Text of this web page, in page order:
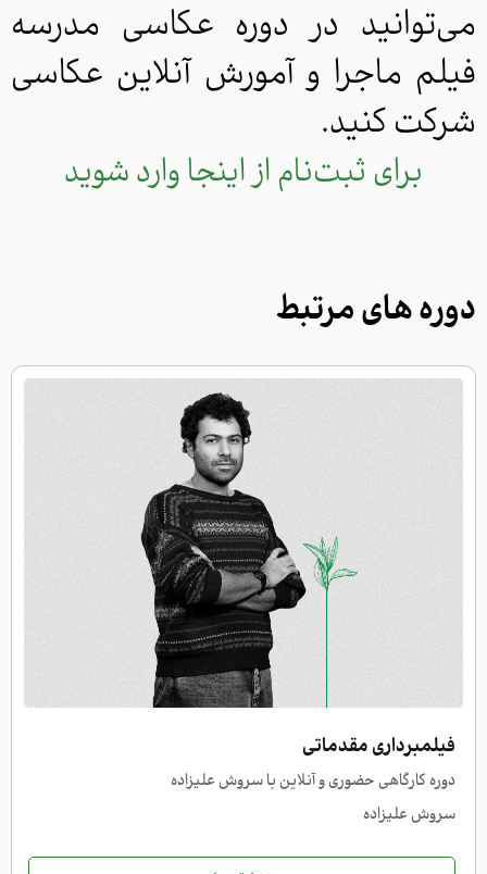
می‌توانید در دوره عکاسی مدرسه
فیلم ماجرا و آمورش آنلاین عکاسی
شرکت کنید.
برای ثبت‌نام از اینجا وارد شوید
دوره های مرتبط
فیلمبرداری مقدماتی
دوره کارگاهی حضوری و آنلاین با سروش علیزاده
سروش علیزاده
رمز عبور